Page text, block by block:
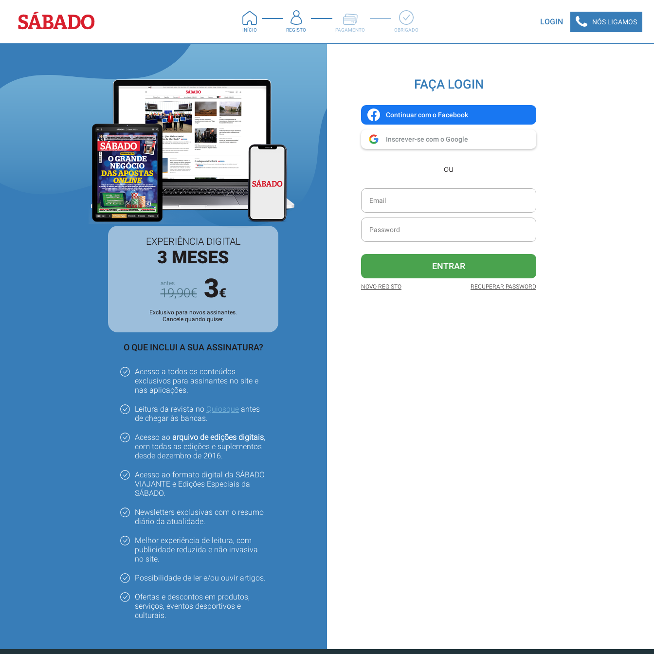
Sábado
INÍCIO REGISTO PAGAMENTO OBRIGADO
LOGIN NÓS LIGAMOS
EXPERIÊNCIA DIGITAL
3 MESES
19,90€ 3€
Exclusivo para novos assinantes.
Cancele quando quiser.
O QUE INCLUI A SUA ASSINATURA?
Acesso a todos os conteúdos
exclusivos para assinantes no site e
nas aplicações.
Leitura da revista no Quiosque antes
de chegar às bancas.
Acesso ao arquivo de edições digitais,
com todas as edições e suplementos
desde dezembro de 2016.
Acesso ao formato digital da SÁBADO
VIAJANTE e Edições Especiais da
SÁBADO.
Newsletters exclusivas com o resumo
diário da atualidade.
Melhor experiência de leitura, com
publicidade reduzida e não invasiva
no site.
Possibilidade de ler e/ou ouvir artigos.
Ofertas e descontos em produtos,
serviços, eventos desportivos e
culturais.
FAÇA LOGIN
Continuar com o Facebook
Inscrever-se com o Google
ou
ENTRAR
NOVO REGISTO RECUPERAR PASSWORD